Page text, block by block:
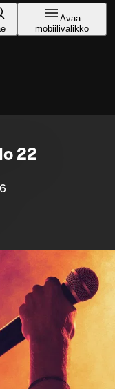
Avaa
mobiilivalikko
22